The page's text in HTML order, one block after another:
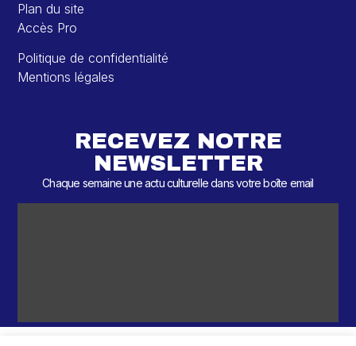
Plan du site
Accès Pro
Politique de confidentialité
Mentions légales
RECEVEZ NOTRE
NEWSLETTER
Chaque semaine une actu culturelle dans votre boîte email